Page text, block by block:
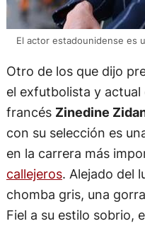
El actor estadounidense es
Otro de los que dijo
el exfutbolista y
francés Zinedine
con su selección es
en la carrera más
callejeros. Alejado del
chomba gris, una
Fiel a su estilo sobrio,